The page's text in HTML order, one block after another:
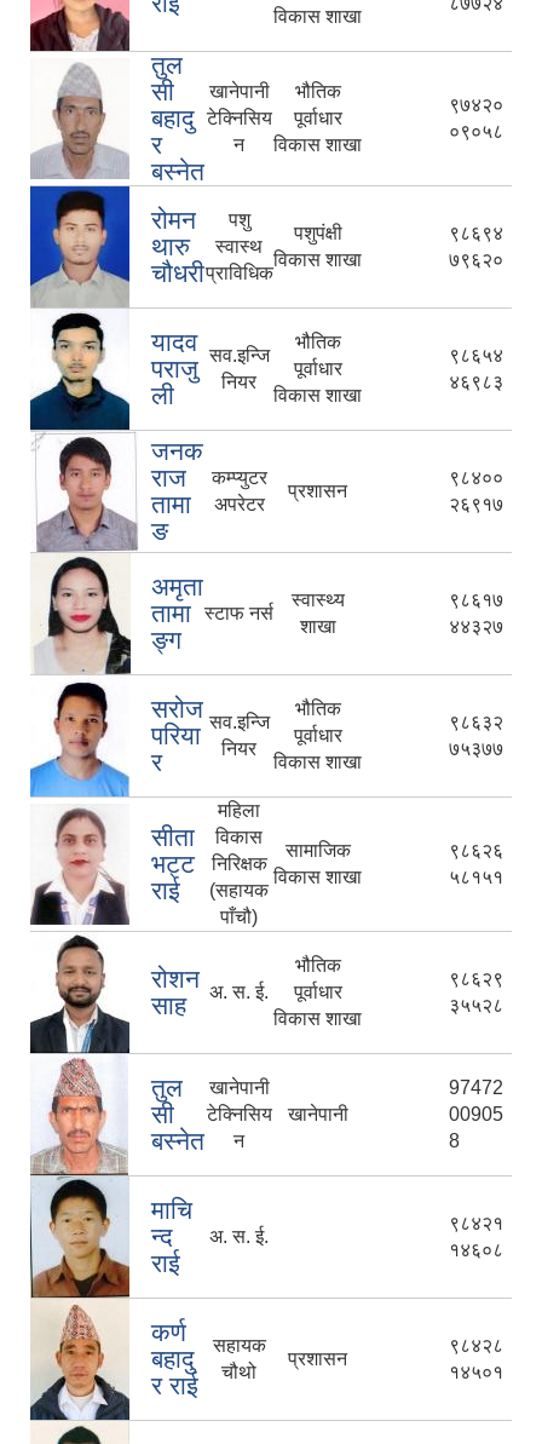
विकास शाखा
तुल
सी
बहादु
र
बस्नेत
खानेपानी
टेक्निसिय
न
भौतिक
पूर्वाधार
विकास शाखा
९७४२०
०९०५८
रोमन
थारु
चौधरी
पशु
स्वास्थ
प्राविधिक
पशुपंक्षी
विकास शाखा
९८६९४
७९६२०
यादव
पराजु
ली
सव.इन्जि
नियर
भौतिक
पूर्वाधार
विकास शाखा
९८६५४
४६९८३
जनक
राज
तामा
ङ
कम्प्युटर
अपरेटर
प्रशासन
९८४००
२६९१७
अमृता
तामा
ङ्ग
स्टाफ नर्स
स्वास्थ्य
शाखा
९८६१७
४४३२७
सरोज
परिया
र
सव.इन्जि
नियर
भौतिक
पूर्वाधार
विकास शाखा
९८६३२
७५३७७
सीता
भट्ट
राई
महिला
विकास
निरिक्षक
(सहायक
पाँचौ)
सामाजिक
विकास शाखा
९८६२६
५८१५१
रोशन
साह
अ. स. ई.
भौतिक
पूर्वाधार
विकास शाखा
९८६२९
३५५२८
तुल
सी
बस्नेत
खानेपानी
टेक्निसिय
न
खानेपानी
97472
00905
8
माचि
न्द
राई
अ. स. ई.
९८४२१
१४६०८
कर्ण
बहादु
र राई
सहायक
चौथो
प्रशासन
९८४२८
१४५०१